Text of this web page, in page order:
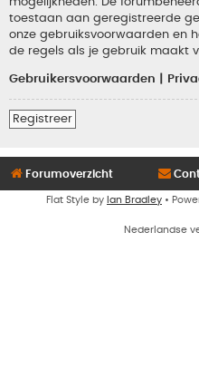
toestaan aan geregistreerde
onze gebruiksvoorwaarden en
de regels als je gebruik maakt
Gebruikersvoorwaarden
Registreer
Forumoverzicht
Flat Style by Ian Bradley •
Nederlandse